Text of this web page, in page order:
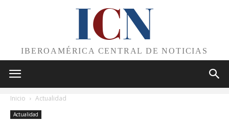
ICN
IBEROAMÉRICA CENTRAL DE NOTICIAS
Inicio Actualidad
Actualidad